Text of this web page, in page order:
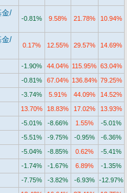
金/
-0.81% 9.58% 21.78% 10.94%
金/
0.17% 12.55% 29.57% 14.69%
-1.90% 44.04% 115.95% 63.04%
-0.81% 67.04% 136.84% 79.25%
-3.74% 5.91% 44.09% 14.52%
13.70% 18.83% 17.02% 13.93%
-5.01% -8.66% 1.55% -5.01%
-5.51% -9.75% -0.95% -6.36%
-5.04% -8.85% 0.62% -5.41%
-1.74% -1.67% 6.89% -1.35%
-7.75% -3.82% -6.93% -12.97%